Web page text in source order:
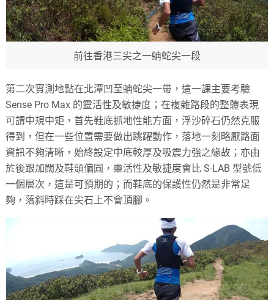
前往香港三尖之一蚺蛇尖一段
第二次實測地點在北潭凹至蚺蛇尖一帶，這一課主要考驗
Sense Pro Max 的靈活性及敏捷度；在複雜路段的整體表現
可謂中規中矩，首先鞋底抓地性能方面，浮沙碎石仍然克服
得到，但在一些位置需要做出跳躍動作，落地一刻略厭路面
資訊不夠清晰，始終設定中底較厚及吸震力強之緣故；亦由
於後跟加闊及鞋頭偏圓，靈活性及敏捷度會比 S-LAB 型號低
一個層次，這是可預期的；而鞋底的保護性仍然是非常足
夠，落斜時踩在尖石上不會頂腳。